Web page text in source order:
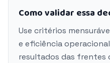
Como validar essa
Use critérios
e eficiência
resultados das frentes